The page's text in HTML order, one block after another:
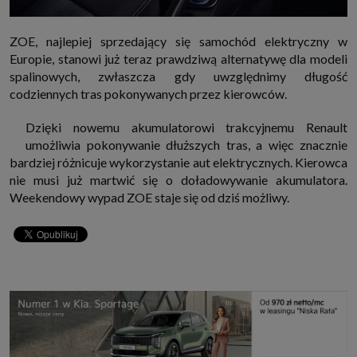
ZOE, najlepiej sprzedający się samochód elektryczny w
Europie, stanowi już teraz prawdziwą alternatywę dla modeli
spalinowych, zwłaszcza gdy uwzględnimy długość
codziennych tras pokonywanych przez kierowców.
Dzięki nowemu akumulatorowi trakcyjnemu Renault
umożliwia pokonywanie dłuższych tras, a więc znacznie
bardziej różnicuje wykorzystanie aut elektrycznych. Kierowca
nie musi już martwić się o doładowywanie akumulatora.
Weekendowy wypad ZOE staje się od dziś możliwy.